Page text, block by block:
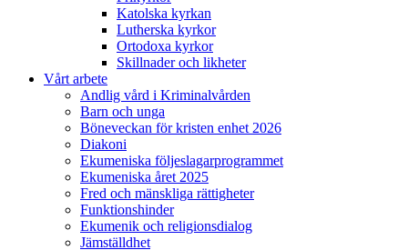
Katolska kyrkan
Lutherska kyrkor
Ortodoxa kyrkor
Skillnader och likheter
Vårt arbete
Andlig vård i Kriminalvården
Barn och unga
Böneveckan för kristen enhet 2026
Diakoni
Ekumeniska följeslagarprogrammet
Ekumeniska året 2025
Fred och mänskliga rättigheter
Funktionshinder
Ekumenik och religionsdialog
Jämställdhet